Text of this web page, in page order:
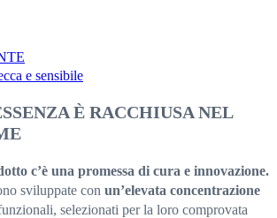
e sensibile
È RACCHIUSA NEL
c’è una promessa di cura e innovazione.
sviluppate con un’elevata concentrazione
selezionati per la loro comprovata